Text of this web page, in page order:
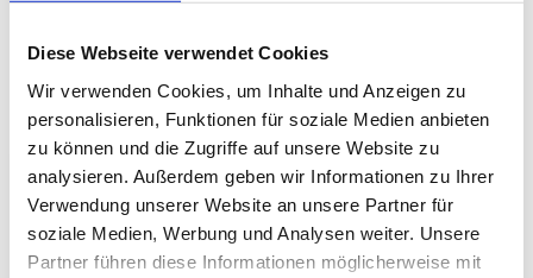
Diese Webseite verwendet Cookies
Wir verwenden Cookies, um Inhalte und Anzeigen zu
personalisieren, Funktionen für soziale Medien anbieten
zu können und die Zugriffe auf unsere Website zu
analysieren. Außerdem geben wir Informationen zu Ihrer
Verwendung unserer Website an unsere Partner für
soziale Medien, Werbung und Analysen weiter. Unsere
Partner führen diese Informationen möglicherweise mit
VEREINBAREN SIE EINEN PERSÖNLICHEN TERMIN